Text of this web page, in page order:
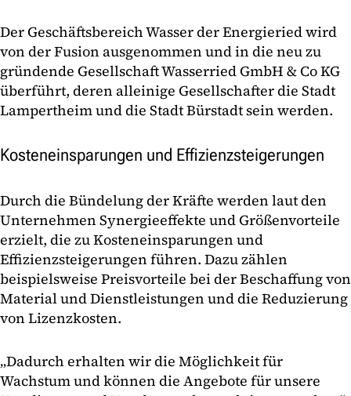
Der Geschäftsbereich Wasser der Energieried wird
von der Fusion ausgenommen und in die neu zu
gründende Gesellschaft Wasserried GmbH & Co KG
überführt, deren alleinige Gesellschafter die Stadt
Lampertheim und die Stadt Bürstadt sein werden.
Kosteneinsparungen und Effizienzsteigerungen
Durch die Bündelung der Kräfte werden laut den
Unternehmen Synergieeffekte und Größenvorteile
erzielt, die zu Kosteneinsparungen und
Effizienzsteigerungen führen. Dazu zählen
beispielsweise Preisvorteile bei der Beschaffung von
Material und Dienstleistungen und die Reduzierung
von Lizenzkosten.
„Dadurch erhalten wir die Möglichkeit für
Wachstum und können die Angebote für unsere